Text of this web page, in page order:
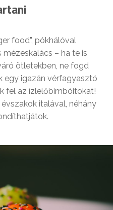
food”, pókhálóval
– ha te is
ötletekben, ne fogd
egy igazán vérfagyasztó
fel az ízlelőbimbóitokat!
italával, néhány